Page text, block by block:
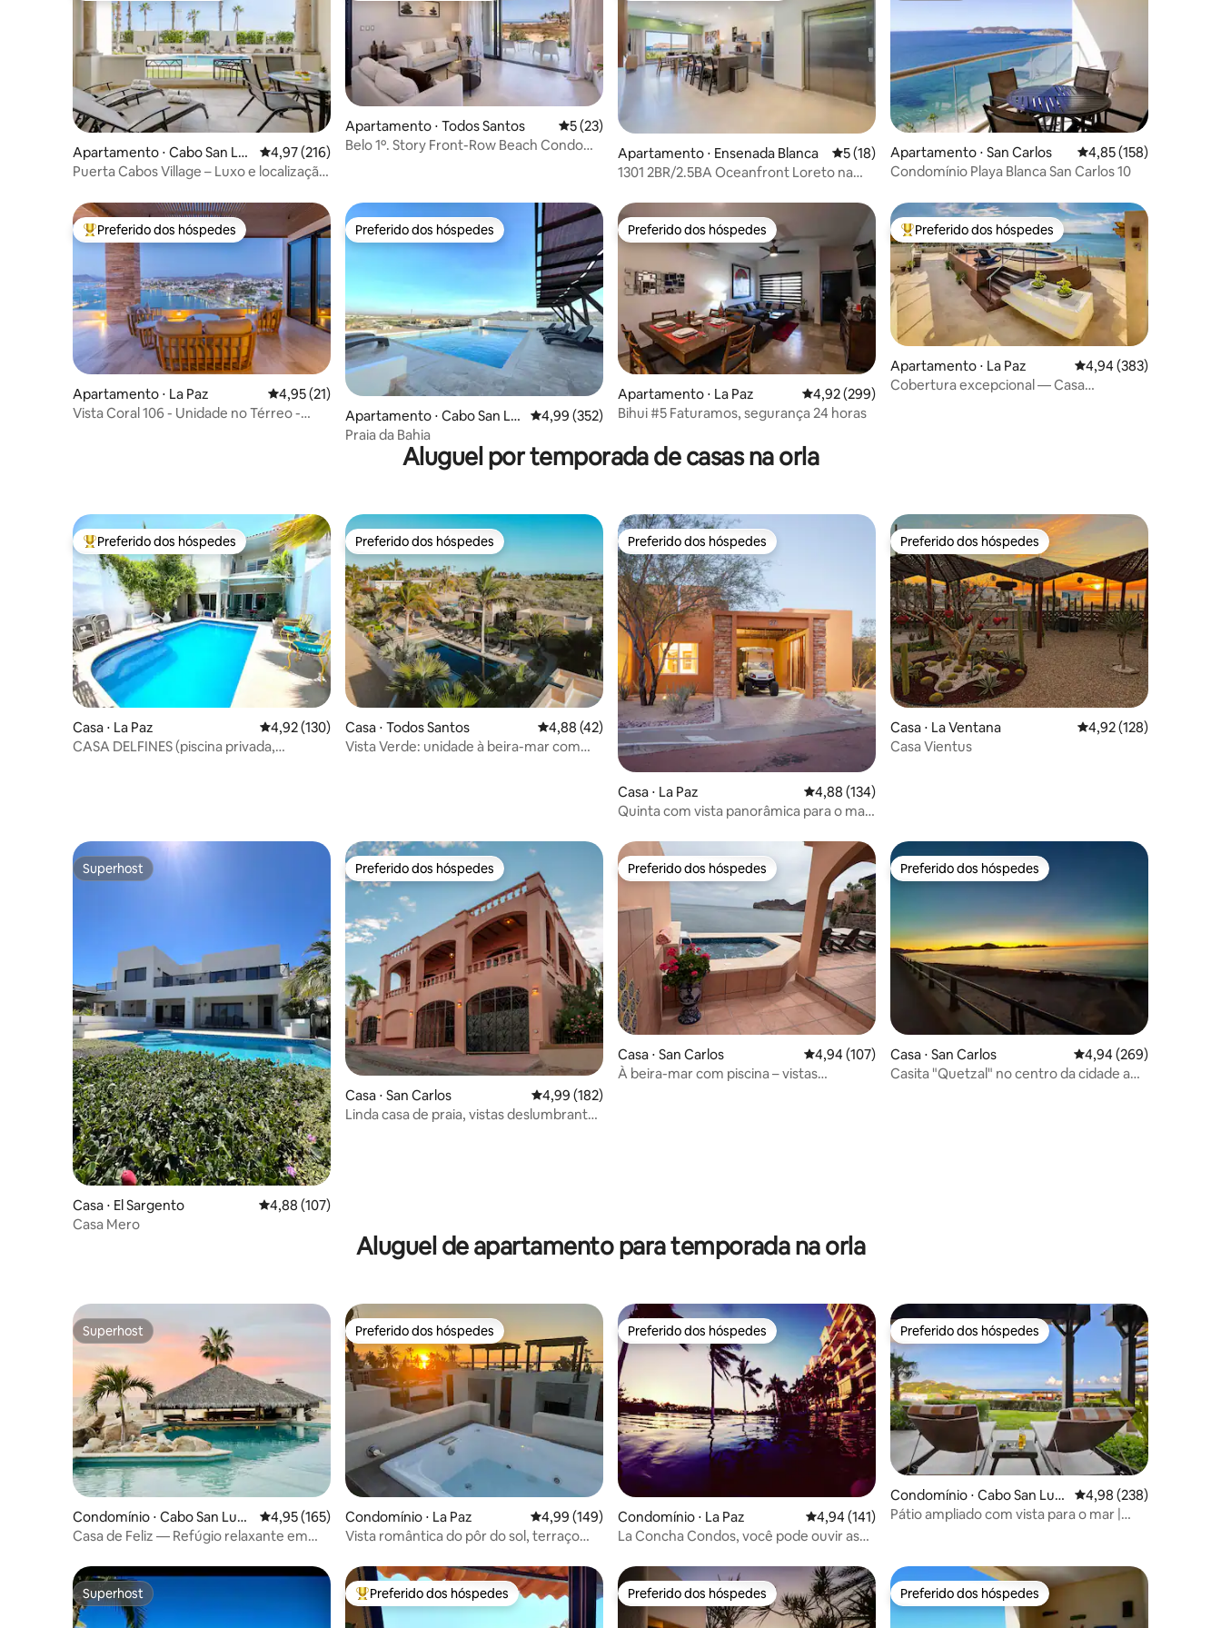
Apartamento ⋅ Cabo San Lu
cas
4,97 de uma avaliação média de 5, 216 avaliações
4,97 (216)
Puerta Cabos Village – Luxo e localização
Apartamento ⋅ Todos Santos 5 de uma avaliação média de 5, 23 avaliações
5 (23)
Belo 1º. Story Front-Row Beach Condo
Apartamento ⋅ Ensenada Blanca 5 de uma avaliação média de 5, 18 avaliações
5 (18)
1301 2BR/2.5BA Oceanfront Loreto na
Apartamento ⋅ San Carlos 4,85 de uma avaliação
4,85 (158)
Condomínio Playa Blanca San Carlos 10
Entre os melhores preferidos dos hóspedes
Preferido dos hóspedes
Apartamento ⋅ La Paz 4,95 de uma avaliação média de 5, 21 avaliações
4,95 (21)
Vista Coral 106 - Unidade no Térreo -
Preferido dos hóspedes
Preferido dos hóspedes
Apartamento ⋅ Cabo San Lu
cas
4,99 de uma avaliação média de 5, 352 avaliações
4,99 (352)
Praia da Bahia
Preferido dos hóspedes
Preferido dos hóspedes
Apartamento ⋅ La Paz 4,92 de uma avaliação média de 5, 299 avaliações
4,92 (299)
Bihui #5 Faturamos, segurança 24 horas
Entre os melhores preferidos dos hóspedes
Preferido dos hóspedes
Apartamento ⋅ La Paz 4,94 de uma avaliação
4,94 (383)
Cobertura excepcional — Casa
Aluguel por temporada de casas na orla
Entre os melhores preferidos dos hóspedes
Preferido dos hóspedes
Casa ⋅ La Paz 4,92 de uma avaliação média de 5, 130 avaliações
4,92 (130)
CASA DELFINES (piscina privada,
Preferido dos hóspedes
Preferido dos hóspedes
Casa ⋅ Todos Santos 4,88 de uma avaliação média de 5, 42 avaliações
4,88 (42)
Vista Verde: unidade à beira-mar com
Preferido dos hóspedes
Preferido dos hóspedes
Casa ⋅ La Paz 4,88 de uma avaliação média de 5, 134 avaliações
4,88 (134)
Quinta com vista panorâmica para o mar
Preferido dos hóspedes
Preferido dos hóspedes
Casa ⋅ La Ventana 4,92 de uma avaliação
4,92 (128)
Casa Vientus
Superhost
Superhost
Casa ⋅ El Sargento 4,88 de uma avaliação média de 5, 107 avaliações
4,88 (107)
Casa Mero
Preferido dos hóspedes
Preferido dos hóspedes
Casa ⋅ San Carlos 4,99 de uma avaliação média de 5, 182 avaliações
4,99 (182)
Linda casa de praia, vistas deslumbrantes
Preferido dos hóspedes
Preferido dos hóspedes
Casa ⋅ San Carlos 4,94 de uma avaliação média de 5, 107 avaliações
4,94 (107)
À beira-mar com piscina – vistas
Preferido dos hóspedes
Preferido dos hóspedes
Casa ⋅ San Carlos 4,94 de uma avaliação
4,94 (269)
Casita "Quetzal" no centro da cidade a
Aluguel de apartamento para temporada na orla
Superhost
Superhost
Condomínio ⋅ Cabo San Luca
s
4,95 de uma avaliação média de 5, 165 avaliações
4,95 (165)
Casa de Feliz — Refúgio relaxante em
Preferido dos hóspedes
Preferido dos hóspedes
Condomínio ⋅ La Paz 4,99 de uma avaliação média de 5, 149 avaliações
4,99 (149)
Vista romântica do pôr do sol, terraço
Preferido dos hóspedes
Preferido dos hóspedes
Condomínio ⋅ La Paz 4,94 de uma avaliação média de 5, 141 avaliações
4,94 (141)
La Concha Condos, você pode ouvir as
Preferido dos hóspedes
Preferido dos hóspedes
Condomínio ⋅ Cabo San Luc
as
4,98 de uma avaliação
4,98 (238)
Pátio ampliado com vista para o mar |
Superhost
Superhost Entre os melhores preferidos dos hóspedes
Preferido dos hóspedes Preferido dos hóspedes
Preferido dos hóspedes Preferido dos hóspedes
Preferido dos hóspedes